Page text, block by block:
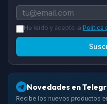
He leido y acepto la Politica
Novedades en
Recibe los nuevos productos